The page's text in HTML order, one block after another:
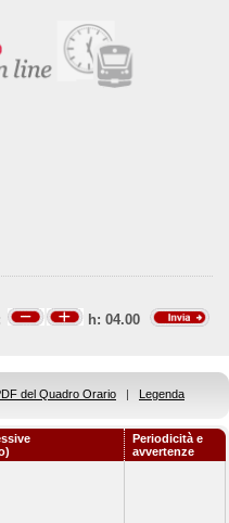
h: 04.00
del Quadro Orario | Legenda
Periodicità e
avvertenze